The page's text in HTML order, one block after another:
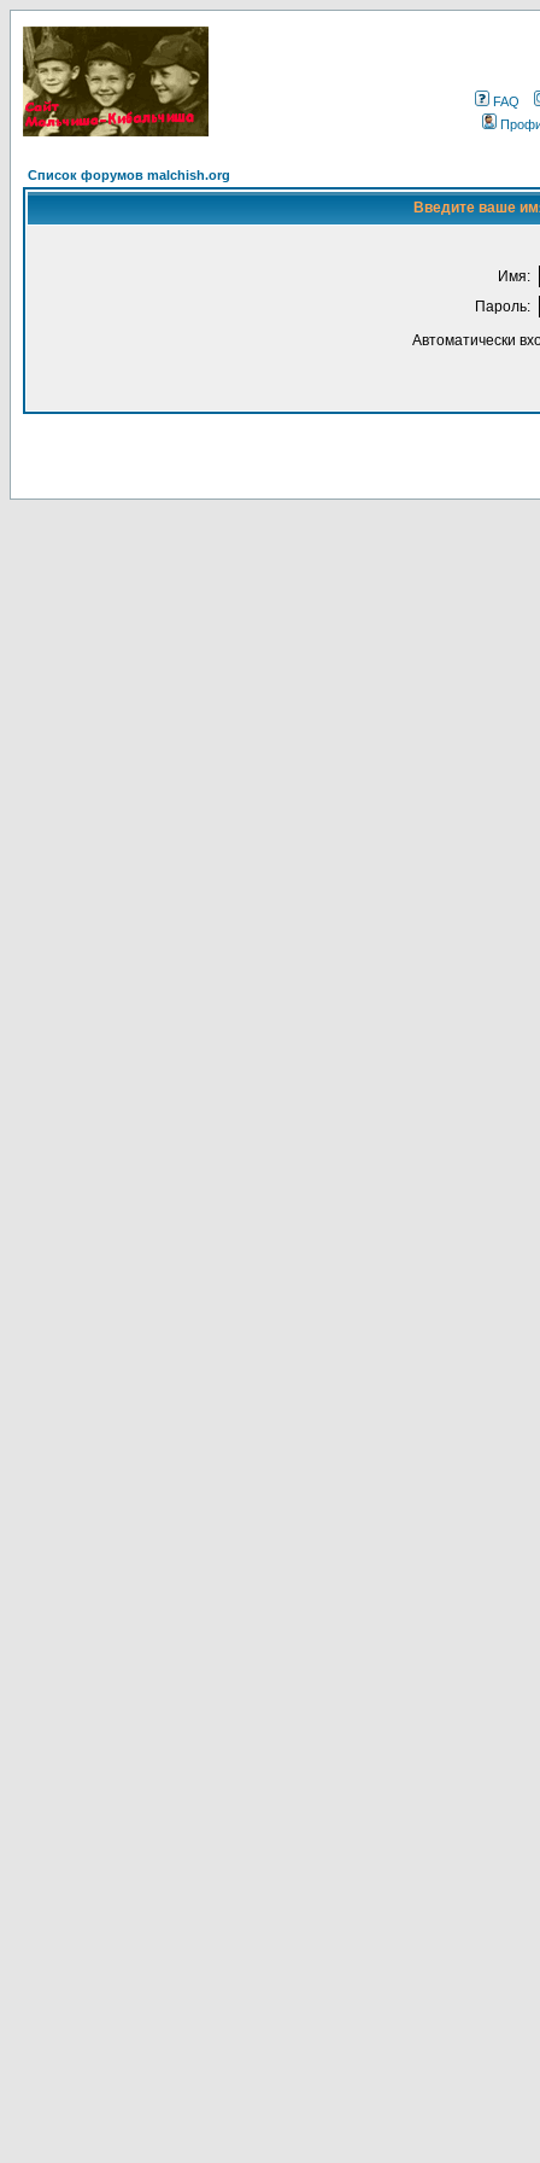
FAQ
Список форумов malchish.org
Введите ваше
Имя:
Пароль:
Автоматически